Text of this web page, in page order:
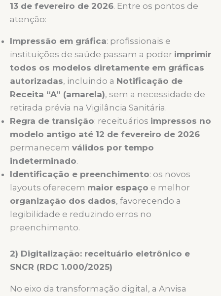
13 de fevereiro de 2026. Entre os pontos de
atenção:
Impressão em gráfica: profissionais e
instituições de saúde passam a poder imprimir
todos os modelos diretamente em gráficas
autorizadas, incluindo a Notificação de
Receita “A” (amarela), sem a necessidade de
retirada prévia na Vigilância Sanitária.
Regra de transição: receituários impressos no
modelo antigo até 12 de fevereiro de 2026
permanecem válidos por tempo
indeterminado.
Identificação e preenchimento: os novos
layouts oferecem maior espaço e melhor
organização dos dados, favorecendo a
legibilidade e reduzindo erros no
preenchimento.
2) Digitalização: receituário eletrônico e
SNCR (RDC 1.000/2025)
No eixo da transformação digital, a Anvisa